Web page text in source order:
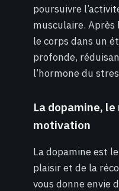
poursuivre
musculaire. Après
le corps dans un
profonde,
l’hormone du
La dopamine,
motivation
La dopamine est
plaisir et de la
vous donne envie